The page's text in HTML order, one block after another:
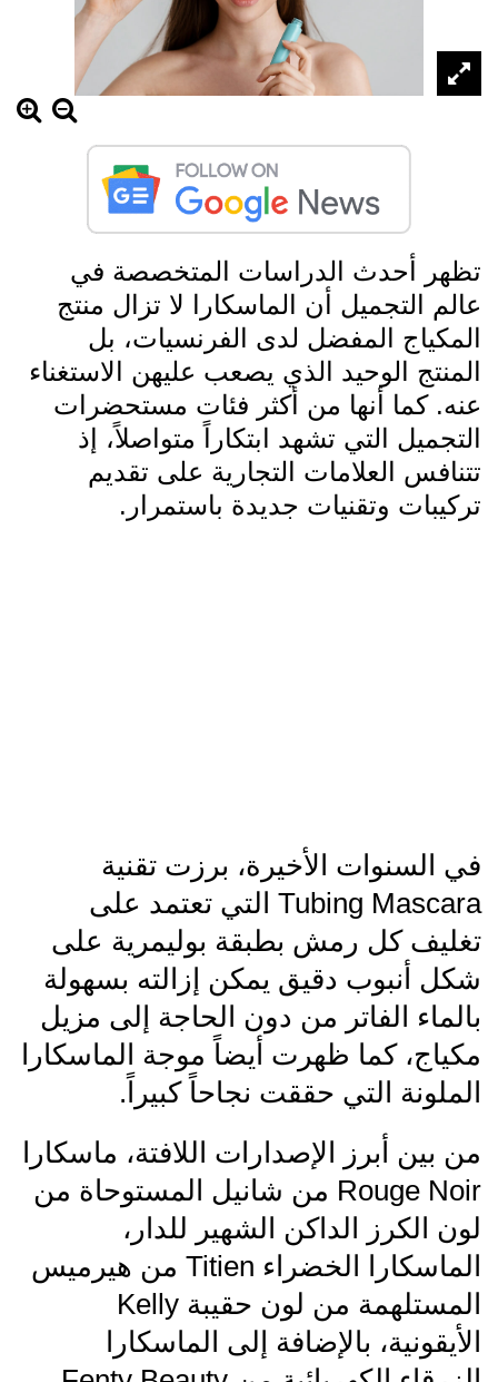
تظهر أحدث الدراسات المتخصصة في
عالم التجميل أن الماسكارا لا تزال منتج
المكياج المفضل لدى الفرنسيات، بل
المنتج الوحيد الذي يصعب عليهن الاستغناء
عنه. كما أنها من أكثر فئات مستحضرات
التجميل التي تشهد ابتكاراً متواصلاً، إذ
تتنافس العلامات التجارية على تقديم
تركيبات وتقنيات جديدة باستمرار.
في السنوات الأخيرة، برزت تقنية
Tubing Mascara التي تعتمد على
تغليف كل رمش بطبقة بوليمرية على
شكل أنبوب دقيق يمكن إزالته بسهولة
بالماء الفاتر من دون الحاجة إلى مزيل
مكياج، كما ظهرت أيضاً موجة الماسكارا
الملونة التي حققت نجاحاً كبيراً.
من بين أبرز الإصدارات اللافتة، ماسكارا
Rouge Noir من شانيل المستوحاة من
لون الكرز الداكن الشهير للدار،
الماسكارا الخضراء Titien من هيرميس
المستلهمة من لون حقيبة Kelly
الأيقونية، بالإضافة إلى الماسكارا